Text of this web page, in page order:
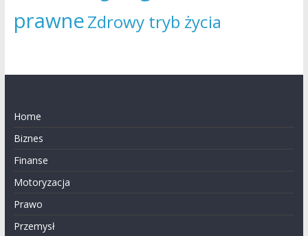
prawneZdrowy tryb życia
Home
Biznes
Finanse
Motoryzacja
Prawo
Przemysł